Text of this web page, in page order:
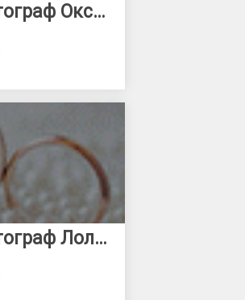
Cвадебный фотограф Оксана
Свадебный фотограф Лолита Лопатина